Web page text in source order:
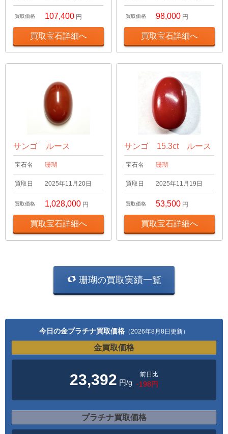
買取価格 107,400 円
買取宝石詳細へ
買取価格 98,000 円
買取宝石詳細へ
サンゴ ルース
宝石名 珊瑚
買取日 2025年11月20日
買取価格 1,028,000 円
買取宝石詳細へ
サンゴ 15.3ct ルース
宝石名 珊瑚
買取日 2025年11月19日
買取価格 53,500 円
買取宝石詳細へ
珊瑚の買取実績一覧
今日の金プラチナ買取価格 （2026年8月8日更新）
金買取価格
23,392 円/g
前日比
-198円
プラチナ買取価格